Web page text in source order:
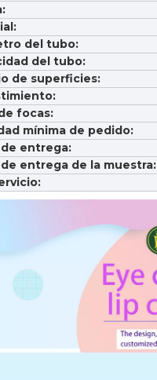
del tubo:
del tubo:
de superficies:
focas:
mínima de pedido:
de entrega:
entrega de la muestra: